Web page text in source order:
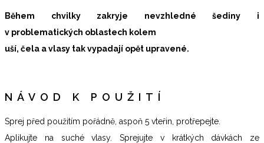
Během chvilky zakryje nevzhledné šediny i
v problematických oblastech kolem
uší, čela a vlasy tak vypadají opět upravené.
NÁVOD K POUŽITÍ
Sprej před použitím pořádně, aspoň 5 vteřin, protřepejte.
Aplikujte na suché vlasy. Sprejujte v krátkých dávkách ze